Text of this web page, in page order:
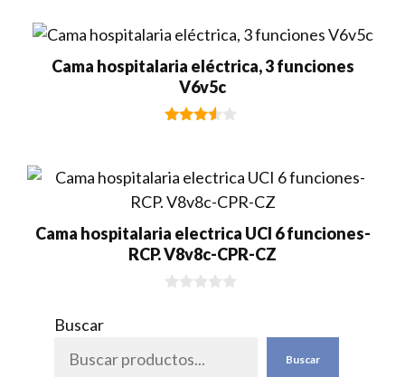
Cama hospitalaria eléctrica, 3 funciones
V6v5c
Cama hospitalaria electrica UCI 6 funciones-
RCP. V8v8c-CPR-CZ
Buscar
Buscar